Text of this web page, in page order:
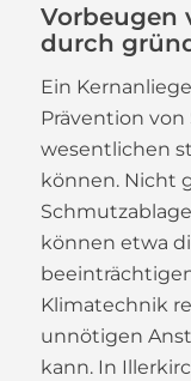
Vorbeugen
durch
Ein
Prävention von
wesentlichen
können. Nicht
können etwa
Klimatechnik
unnötigen
kann. In